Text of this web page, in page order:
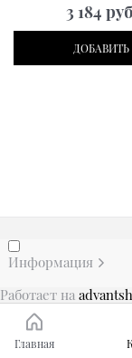
3 184
ДОБАВИТЬ
Информация
Работает на
Главная